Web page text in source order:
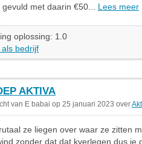
met daarin €50... Lees meer
oplossing: 1.0
bedrijf
AKTIVA
van E babai op 25 januari 2023 over
ze liegen over waar ze zitten
zonder dat dat kverlegen dus